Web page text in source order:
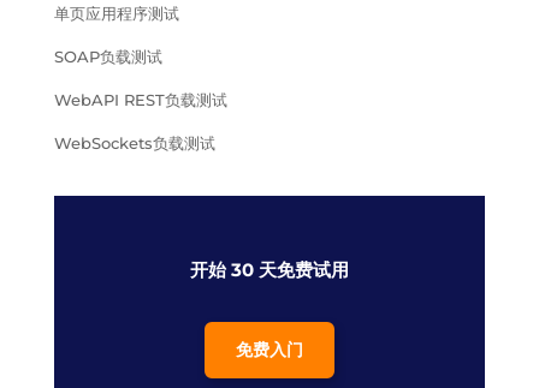
单页应用程序测试
SOAP负载测试
WebAPI REST负载测试
WebSockets负载测试
开始 30 天免费试用
免费入门